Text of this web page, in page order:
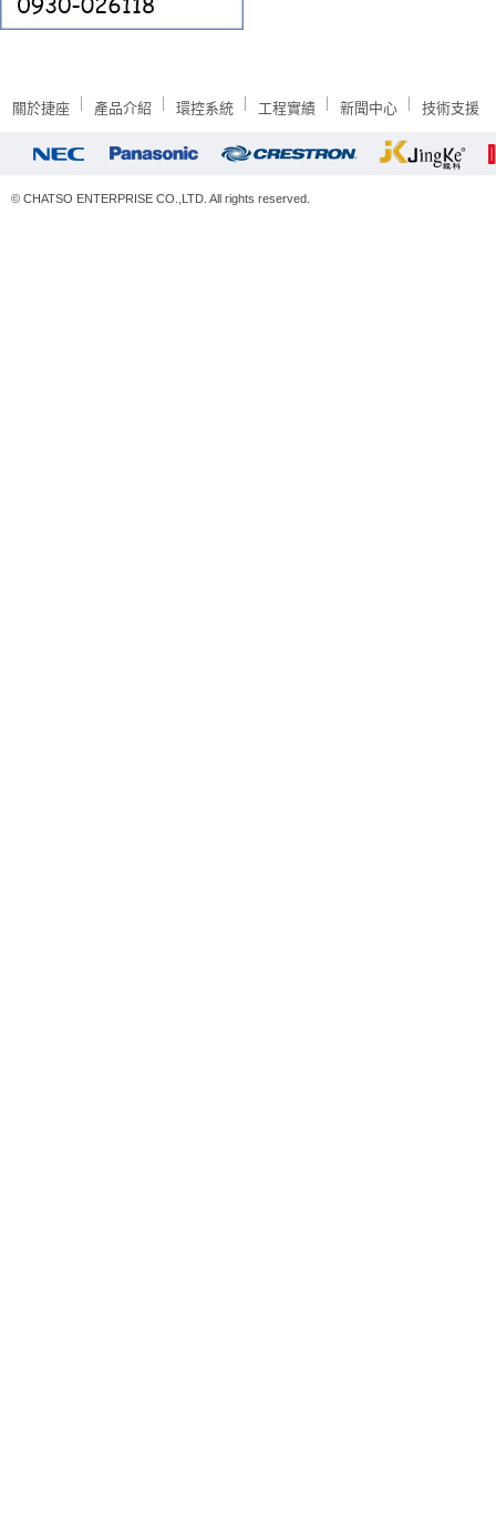
關於捷座 產品介紹 環控系統 工程實績 新聞中心 技術支援
© CHATSO ENTERPRISE CO.,LTD. All rights reserved.